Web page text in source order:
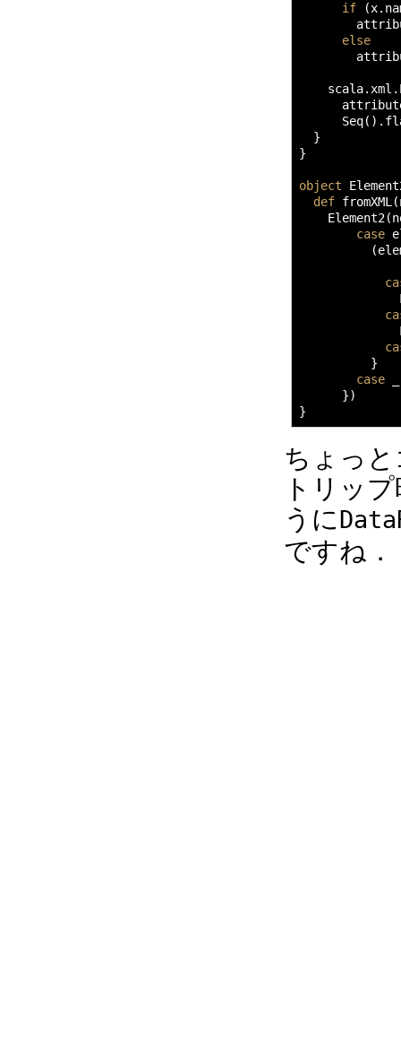
if
(x.
else
    scala.
xml .
      Seq
( ) .
}
}
object
def fromXML (
    Element2
(
case
(
}
case
})
}
ちょっ
トリッ
うに
ですね．